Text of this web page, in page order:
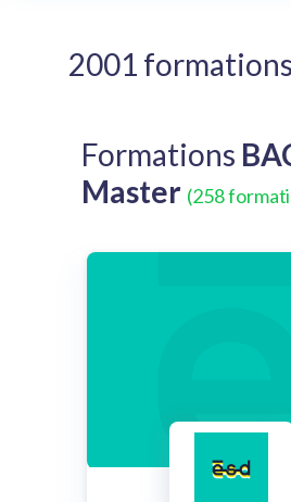
2001
Formations
Master (258